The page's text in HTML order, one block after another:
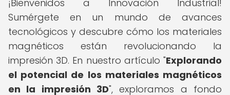
¡Bienvenidos a Innovación Industrial!
Sumérgete en un mundo de avances
tecnológicos y descubre cómo los materiales
magnéticos están revolucionando la
impresión 3D. En nuestro artículo "Explorando
el potencial de los materiales magnéticos
en la impresión 3D", exploramos a fondo